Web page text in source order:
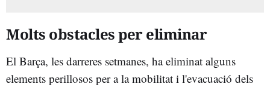
Molts obstacles per eliminar
El Barça, les darreres setmanes, ha eliminat alguns
elements perillosos per a la mobilitat i l'evacuació dels